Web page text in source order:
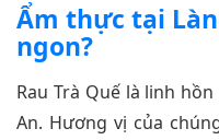
Ẩm thực tại
ngon?
Rau Trà Quế là linh
An. Hương vị của